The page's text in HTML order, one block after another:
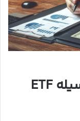
معایب سرمایه‌گذاری به‌وسیله ETF